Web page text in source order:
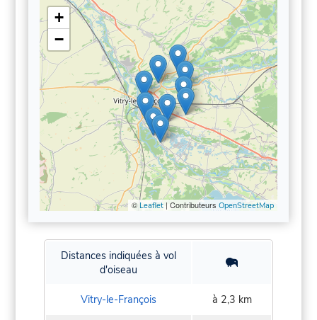
+
−
© Leaflet| Contributeurs OpenStreetMap
Distances indiquées à vol
d'oiseau
Vitry-le-François à 2,3 km